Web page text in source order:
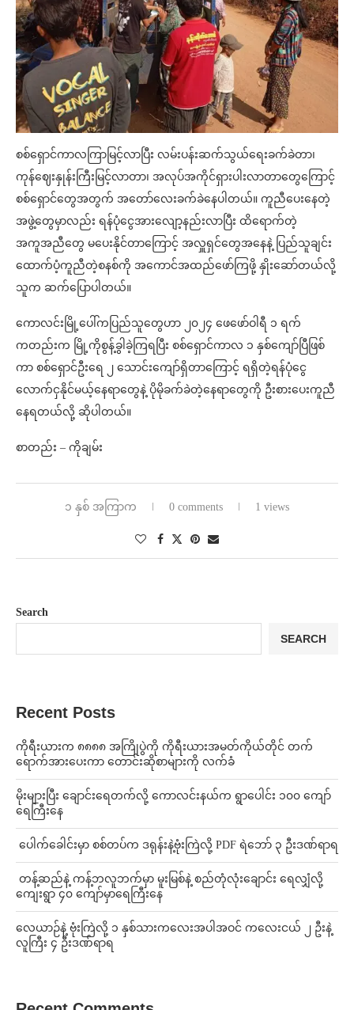
စစ်ရှောင်ကာလကြာမြင့်လာပြီး လမ်းပန်းဆက်သွယ်ရေးခက်ခဲတာ၊
ကုန်ဈေးနှုန်းကြီးမြင့်လာတာ၊ အလုပ်အကိုင်ရှားပါးလာတာတွေကြောင့်
စစ်ရှောင်တွေအတွက် အတော်လေးခက်ခဲနေပါတယ်။ ကူညီပေးနေတဲ့
အဖွဲ့တွေမှာလည်း ရန်ပုံငွေအားလျော့နည်းလာပြီး ထိရောက်တဲ့
အကူအညီတွေ မပေးနိုင်တာကြောင့် အလှူရှင်တွေအနေနဲ့ ပြည်သူချင်း
ထောက်ပံ့ကူညီတဲ့စနစ်ကို အကောင်အထည်ဖော်ကြဖို့ နှိုးဆော်တယ်လို့
သူက ဆက်ပြောပါတယ်။
ကောလင်းမြို့ပေါ်ကပြည်သူတွေဟာ ၂၀၂၄ ဖေဖော်ဝါရီ ၁ ရက်
ကတည်းက မြို့ကိုစွန့်ခွါခဲ့ကြရပြီး စစ်ရှောင်ကာလ ၁ နှစ်ကျော်ပြီဖြစ်
ကာ စစ်ရှောင်ဦးရေ ၂ သောင်းကျော်ရှိတာကြောင့် ရရှိတဲ့ရန်ပုံငွေ
လောက်ငှနိုင်မယ့်နေရာတွေနဲ့ ပိုမိုခက်ခဲတဲ့နေရာတွေကို ဦးစားပေးကူညီ
နေရတယ်လို့ ဆိုပါတယ်။
စာတည်း – ကိုချမ်း
၁ နှစ် အကြာက 0 comments 1 views
Search
SEARCH
Recent Posts
ကိုရီးယားက ၈၈၈၈ အကြိုပွဲကို ကိုရီးယားအမတ်ကိုယ်တိုင် တက်
ရောက်အားပေးကာ တောင်းဆိုစာများကို လက်ခံ
⁨မိုးများပြီး ချောင်းရေတက်လို့ ကောလင်းနယ်က ရွာပေါင်း ၁၀၀ ကျော်
ရေကြီးနေ
⁩ ⁨ပေါက်ခေါင်းမှာ စစ်တပ်က ဒရုန်းနဲ့ဗုံးကြဲလို့ PDF ရဲဘော် ၃ ဦးဒဏ်ရာရ
⁩ ⁨တန့်ဆည်နဲ့ ကန့်ဘလူဘက်မှာ မူးမြစ်နဲ့ စည်တုံလုံးချောင်း ရေလျှံလို့
ကျေးရွာ ၄၀ ကျော်မှာရေကြီးနေ
⁨လေယာဉ်နဲ့ ဗုံးကြဲလို့ ၁ နှစ်သားကလေးအပါအဝင် ကလေးငယ် ၂ ဦးနဲ့
လူကြီး ၄ ဦးဒဏ်ရာရ